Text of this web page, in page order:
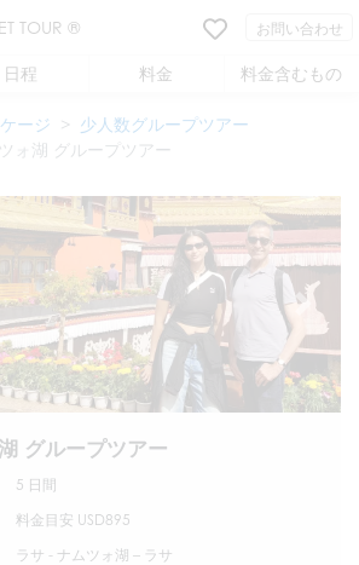
TOUR ® お問い合わせ
日程 料金 料金含むもの
ージ
少人数グループツアー
ォ湖 グループツアー
グループツアー
5 日間
料金目安 USD895
ラサ - ナムツォ湖 – ラサ